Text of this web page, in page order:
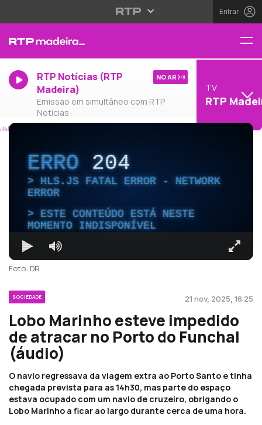
Entrar
RTP Notícias (RTP
Madeira)
Emissão em simultâneo com RTP
Notícias
NO AR
TV
RTP
ERRO204
HLS.JS FATAL ERROR - NETWORK
ERROR
ESTE CONTEÚDO ESTÁ NESTE
MOMENTO INDISPONÍVEL
Foto: DR
SOCIEDADE 21 nov, 2025, 16:25
Lobo Marinho esteve impedido
de atracar no Porto do Funchal
(áudio)
O navio regressava da viagem extra ao Porto Santo e tinha
chegada prevista para as 14h30, mas parte do espaço
estava ocupado com um navio de cruzeiro, obrigando o
Lobo Marinho a ficar ao largo durante cerca de uma hora.